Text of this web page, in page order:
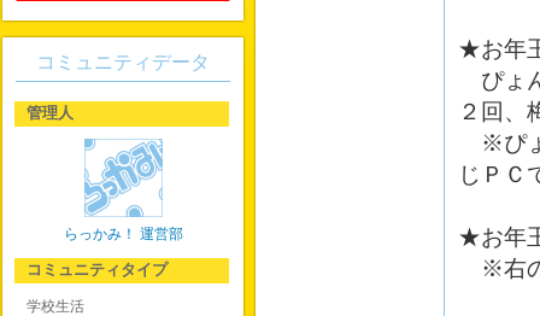
★お年
ぴょ
２回、
※ぴょ
じＰＣ
★お年
※右の
コミュニティデータ
管理人
らっかみ！ 運営部
コミュニティタイプ
学校生活